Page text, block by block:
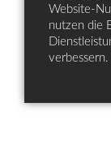
Website-
nutzen die
verbessern.